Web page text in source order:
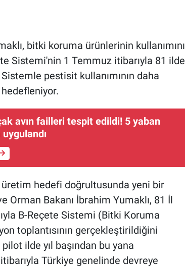
bitki koruma ürünlerinin kullanımını
Sistemi'nin 1 Temmuz itibarıyla 81 ilde
Sistemle pestisit kullanımının daha
avın failleri tespit edildi! 5 yaban
hedefi doğrultusunda yeni bir
Orman Bakanı İbrahim Yumaklı, 81 İl
B-Reçete Sistemi (Bitki Koruma
toplantısının gerçekleştirildiğini
ilde yıl başından bu yana
Türkiye genelinde devreye